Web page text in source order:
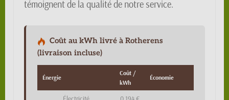
témoignent de la qualité de notre service.
Coût au kWh livré à Rotherens
(livraison incluse)
Énergie
Coût /
kWh
Économie